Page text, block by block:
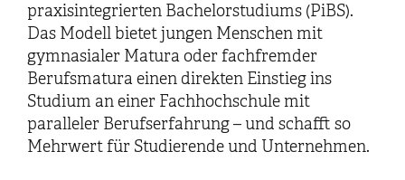
praxisintegrierten Bachelorstudiums (PiBS).
Das Modell bietet jungen Menschen mit
gymnasialer Matura oder fachfremder
Berufsmatura einen direkten Einstieg ins
Studium an einer Fachhochschule mit
paralleler Berufserfahrung – und schafft so
Mehrwert für Studierende und Unternehmen.